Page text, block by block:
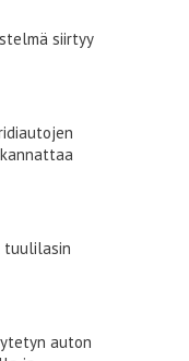
siirtyy
tuulilasin
auton